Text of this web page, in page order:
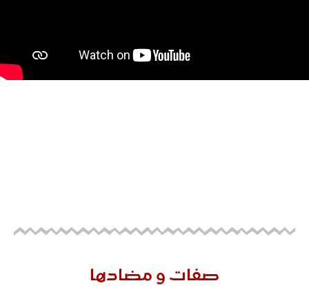
صفات و مضادها